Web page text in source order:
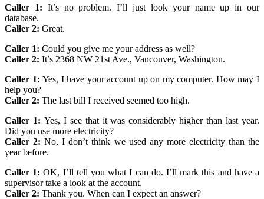
Caller 1: It’s no problem. I’ll just look your name up in our
database.
Caller 2: Great.
Caller 1: Could you give me your address as well?
Caller 2: It’s 2368 NW 21st Ave., Vancouver, Washington.
Caller 1: Yes, I have your account up on my computer. How may I
help you?
Caller 2: The last bill I received seemed too high.
Caller 1: Yes, I see that it was considerably higher than last year.
Did you use more electricity?
Caller 2: No, I don’t think we used any more electricity than the
year before.
Caller 1: OK, I’ll tell you what I can do. I’ll mark this and have a
supervisor take a look at the account.
Caller 2: Thank you. When can I expect an answer?